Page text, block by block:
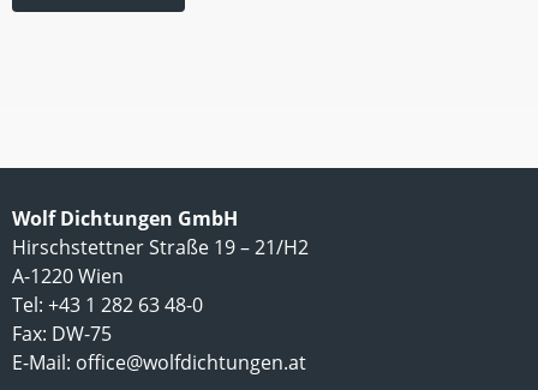
Wolf Dichtungen GmbH
Hirschstettner Straße 19 – 21/H2
A-1220 Wien
Tel: +43 1 282 63 48-0
Fax: DW-75
E-Mail: office@wolfdichtungen.at